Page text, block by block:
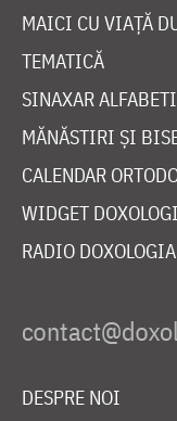
MAICI CU VIAȚĂ
TEMATICĂ
SINAXAR
MĂNĂSTIRI ȘI
CALENDAR
WIDGET
RADIO DOXOLOGIA
DESPRE NOI